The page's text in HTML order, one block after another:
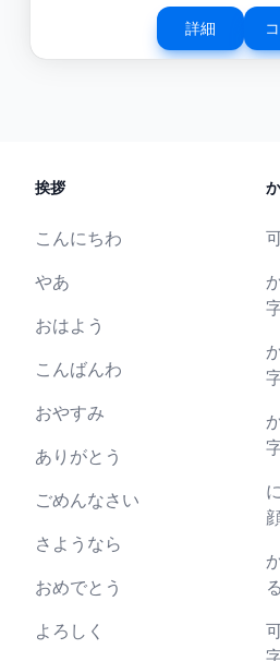
詳細
挨拶
こんにちわ
やあ
おはよう
こんばんわ
おやすみ
ありがとう
ごめんなさい
さようなら
おめでとう
よろしく